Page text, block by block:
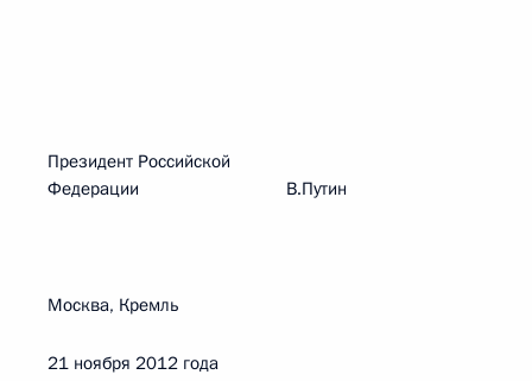
Президент Российской
Федерации В.Путин
Москва, Кремль
21 ноября 2012 года